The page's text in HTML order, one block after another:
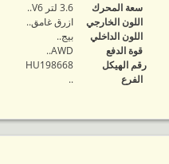
‬سعة المحرك
3.6 لتر V6..
اللون الخارجي
ازرق غامق..
اللون الداخلي
بيج..
قوة الدفع
AWD..
رقم الهيكل
HU198668
الفرع
..